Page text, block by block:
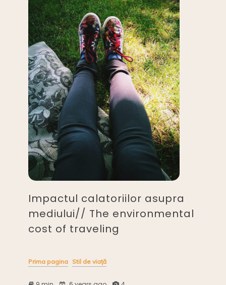
Impactul calatoriilor asupra
mediului// The environmental
cost of traveling
Prima pagina Stil de viață